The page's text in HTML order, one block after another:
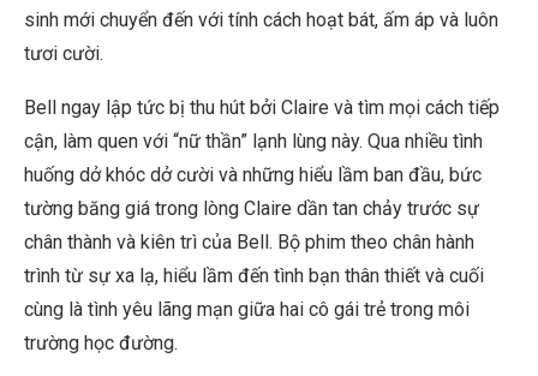
sinh mới chuyển đến với tính cách hoạt bát, ấm áp và luôn
tươi cười.
Bell ngay lập tức bị thu hút bởi Claire và tìm mọi cách tiếp
cận, làm quen với “nữ thần” lạnh lùng này. Qua nhiều tình
huống dở khóc dở cười và những hiểu lầm ban đầu, bức
tường băng giá trong lòng Claire dần tan chảy trước sự
chân thành và kiên trì của Bell. Bộ phim theo chân hành
trình từ sự xa lạ, hiểu lầm đến tình bạn thân thiết và cuối
cùng là tình yêu lãng mạn giữa hai cô gái trẻ trong môi
trường học đường.